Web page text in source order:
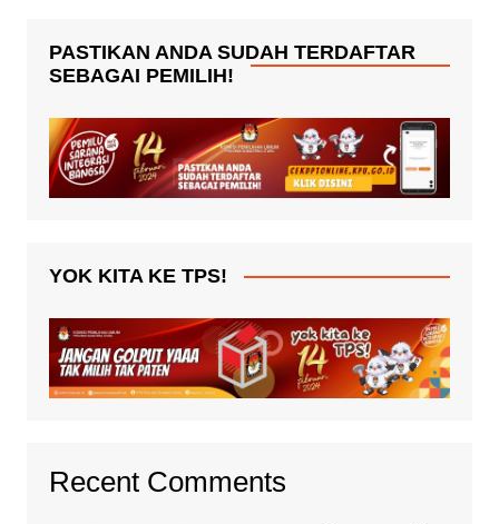
PASTIKAN ANDA SUDAH TERDAFTAR
SEBAGAI PEMILIH!
YOK KITA KE TPS!
Recent Comments